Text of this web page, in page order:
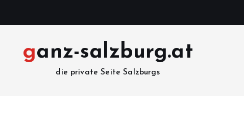
ganz-salzburg.at
die private Seite Salzburgs